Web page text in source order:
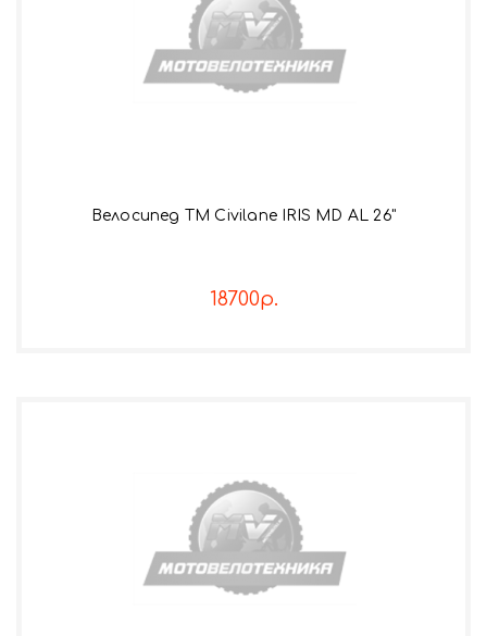
Велосипед TM Civilane IRIS MD AL 26"
18700р.